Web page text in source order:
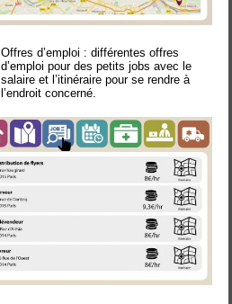
Offres d’emploi : différentes offres
d’emploi pour des petits jobs avec le
salaire et l’itinéraire pour se rendre à
l’endroit concerné.